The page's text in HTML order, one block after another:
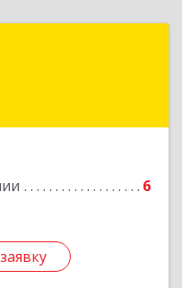
6
м.о., Столбовая